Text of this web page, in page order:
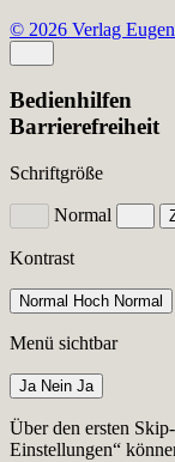
© 2026 Verlag
Bedienhilfen
Barrierefreiheit
Schriftgröße
Normal
Kontrast
Normal Hoch Normal
Menü sichtbar
Ja Nein Ja
Über den ersten
Einstellungen“